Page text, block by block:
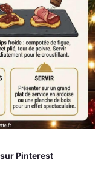
Pinterest